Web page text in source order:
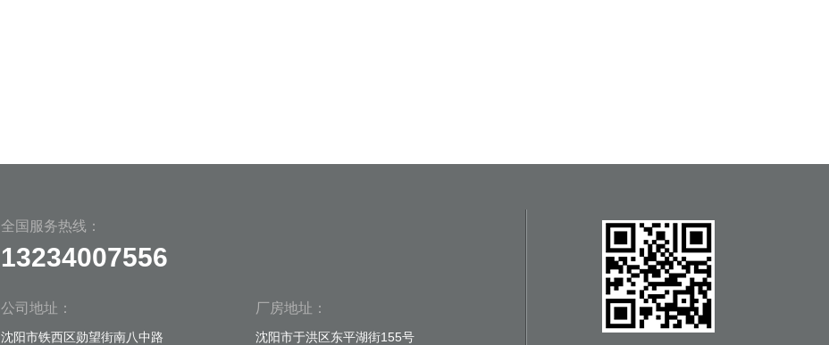
全国服务热线：
13234007556
公司地址：
沈阳市铁西区勋望街南八中路
厂房地址：
沈阳市于洪区东平湖街155号